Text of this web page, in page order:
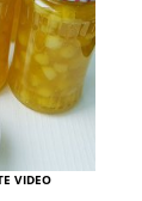
VIDEO